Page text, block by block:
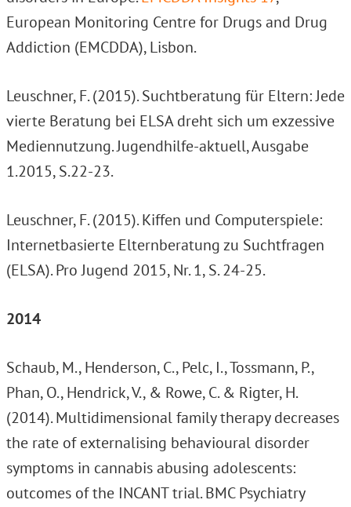
European Monitoring Centre for Drugs and Drug
Addiction (EMCDDA), Lisbon.
Leuschner, F. (2015). Suchtberatung für Eltern: Jede
vierte Beratung bei ELSA dreht sich um exzessive
Mediennutzung. Jugendhilfe-aktuell, Ausgabe
1.2015, S.22-23.
Leuschner, F. (2015). Kiffen und Computerspiele:
Internetbasierte Elternberatung zu Suchtfragen
(ELSA). Pro Jugend 2015, Nr. 1, S. 24-25.
2014
Schaub, M., Henderson, C., Pelc, I., Tossmann, P.,
Phan, O., Hendrick, V., & Rowe, C. & Rigter, H.
(2014). Multidimensional family therapy decreases
the rate of externalising behavioural disorder
symptoms in cannabis abusing adolescents:
outcomes of the INCANT trial. BMC Psychiatry